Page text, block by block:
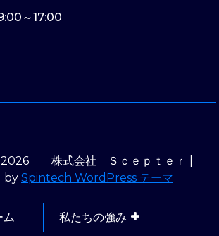
～17:00
株式会社 Ｓｃｅｐｔｅｒ |
by Spintech WordPress テーマ
ム 私たちの強み